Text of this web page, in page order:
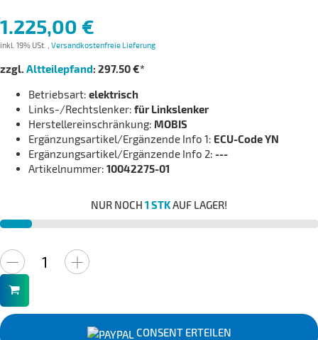
1.225,00 €
inkl. 19% USt. , Versandkostenfreie Lieferung
zzgl. Altteilepfand: 297.50 €*
Betriebsart: elektrisch
Links-/Rechtslenker: für Linkslenker
Herstellereinschränkung: MOBIS
Ergänzungsartikel/Ergänzende Info 1: ECU-Code YN
Ergänzungsartikel/Ergänzende Info 2: ---
Artikelnummer: 10042275-01
NUR NOCH 1 STKAUF LAGER!
CONSENT ERTEILEN